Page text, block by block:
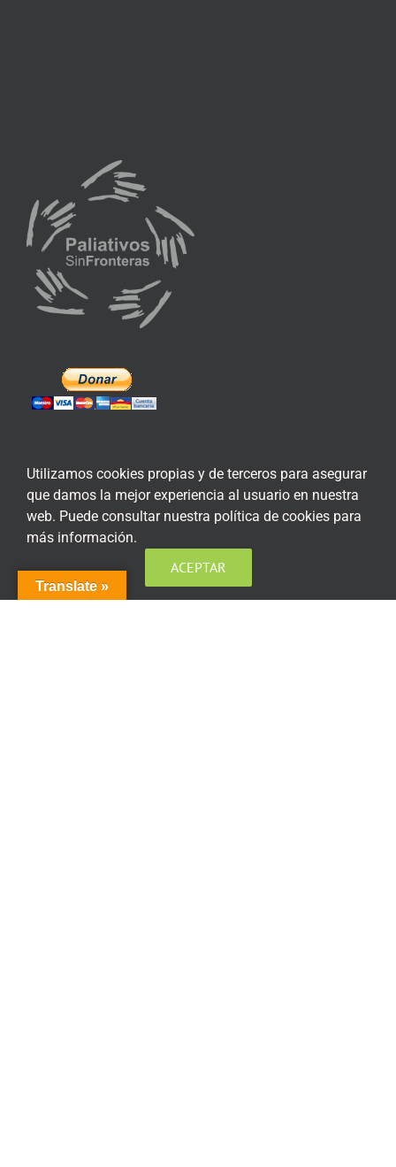
ENLACES DE INTERÉS
Aviso Legal
Política de privacidad Redes Sociales
Translate »
Utilizamos cookies propias y de terceros para asegurar
que damos la mejor experiencia al usuario en nuestra
web. Puede consultar nuestra política de cookies para
más información.
ACEPTAR